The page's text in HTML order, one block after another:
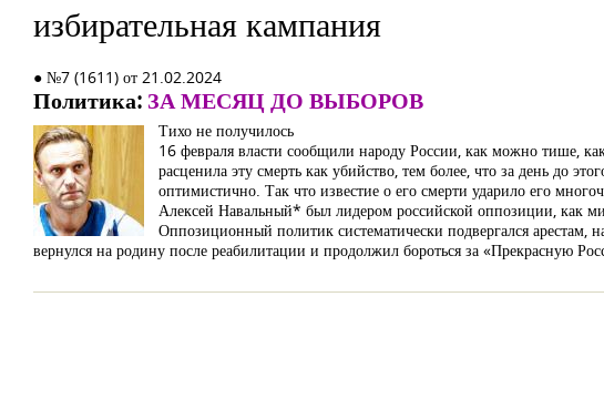
избирательная кампания
● №7 (1611) от 21.02.2024
Политика: ЗА МЕСЯЦ ДО ВЫБОРОВ
Тихо не получилось
16 февраля власти сообщили народу России, как можно тише,
расценила эту смерть как убийство, тем более, что за день до
оптимистично. Так что известие о его смерти ударило его
Алексей Навальный* был лидером российской оппозиции, как
Оппозиционный политик систематически подвергался
вернулся на родину после реабилитации и продолжил бороться за «Прекрасную